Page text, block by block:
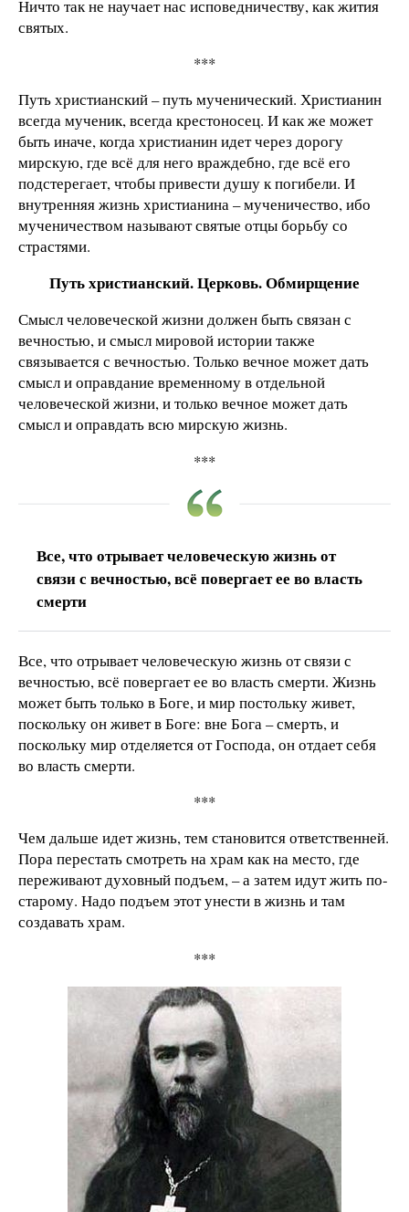
Ничто так не научает нас исповедничеству, как жития
святых.
***
Путь христианский – путь мученический. Христианин
всегда мученик, всегда крестоносец. И как же может
быть иначе, когда христианин идет через дорогу
мирскую, где всё для него враждебно, где всё его
подстерегает, чтобы привести душу к погибели. И
внутренняя жизнь христианина – мученичество, ибо
мученичеством называют святые отцы борьбу со
страстями.
Путь христианский. Церковь. Обмирщение
Смысл человеческой жизни должен быть связан с
вечностью, и смысл мировой истории также
связывается с вечностью. Только вечное может дать
смысл и оправдание временному в отдельной
человеческой жизни, и только вечное может дать
смысл и оправдать всю мирскую жизнь.
***
Все, что отрывает человеческую жизнь от
связи с вечностью, всё повергает ее во власть
смерти
Все, что отрывает человеческую жизнь от связи с
вечностью, всё повергает ее во власть смерти. Жизнь
может быть только в Боге, и мир постольку живет,
поскольку он живет в Боге: вне Бога – смерть, и
поскольку мир отделяется от Господа, он отдает себя
во власть смерти.
***
Чем дальше идет жизнь, тем становится ответственней.
Пора перестать смотреть на храм как на место, где
переживают духовный подъем, – а затем идут жить по-
старому. Надо подъем этот унести в жизнь и там
создавать храм.
***